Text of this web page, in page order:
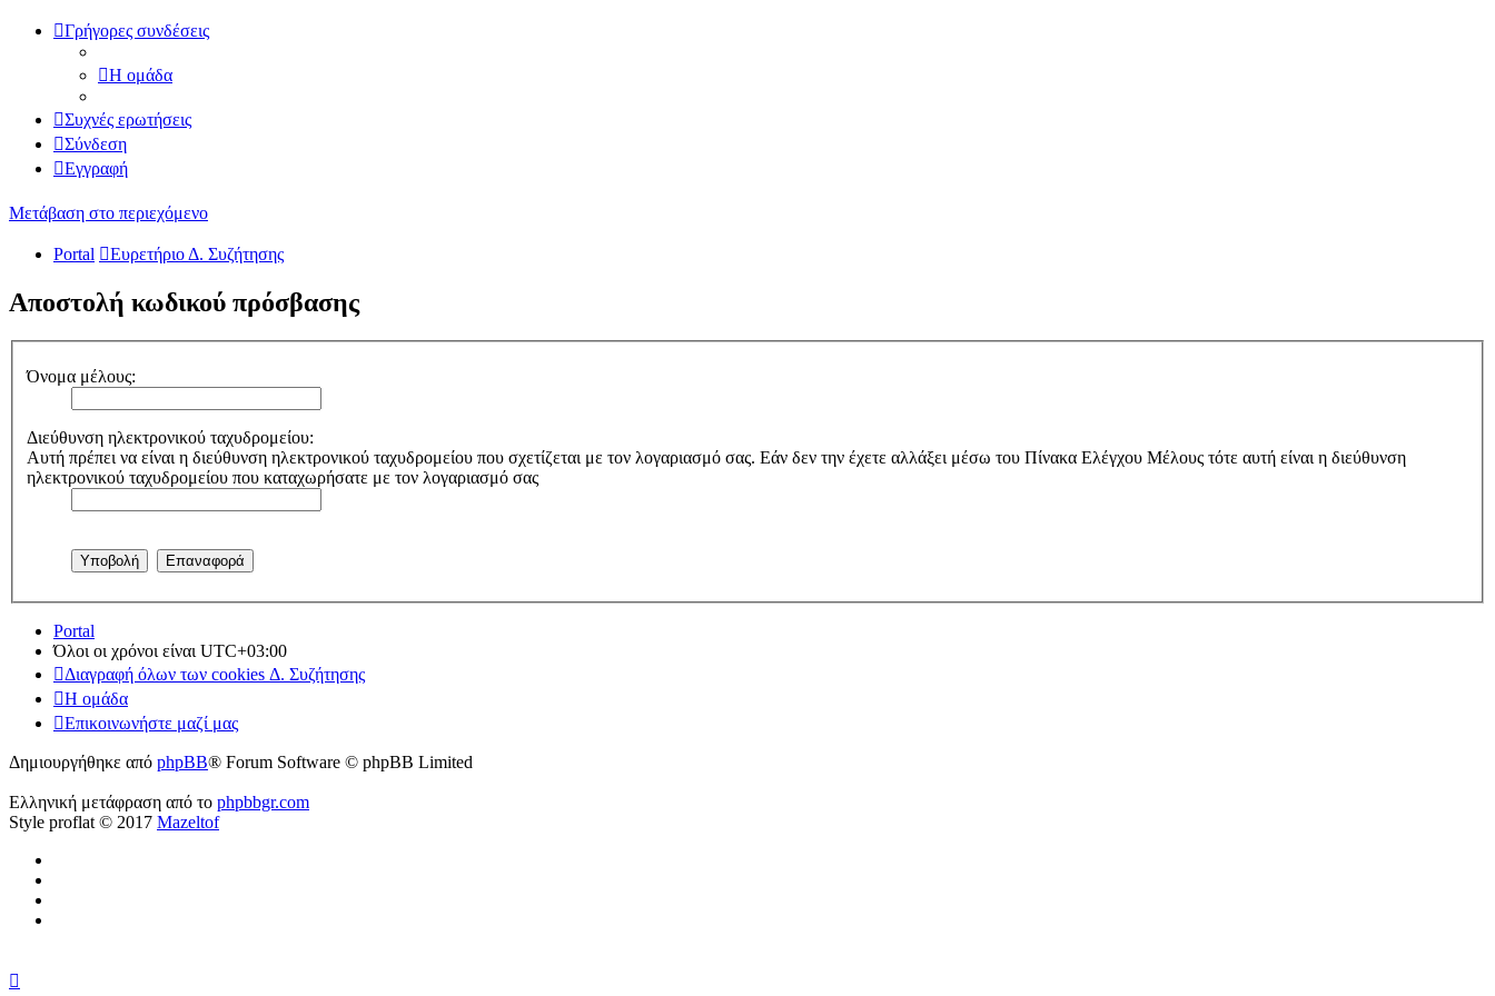
Γρήγορες συνδέσεις
Η ομάδα
Συχνές ερωτήσεις
Σύνδεση
Εγγραφή
Μετάβαση στο περιεχόμενο
Portal Ευρετήριο Δ. Συζήτησης
Αποστολή κωδικού πρόσβασης
Όνομα μέλους:
Διεύθυνση ηλεκτρονικού ταχυδρομείου:
Αυτή πρέπει να είναι η διεύθυνση ηλεκτρονικού ταχυδρομείου που σχετίζεται με τον λογαριασμό σας. Εάν δεν την έχετε αλλάξει μέσω του Πίνακα Ελέγχου Μέλους τότε αυτή είναι η διεύθυνση
ηλεκτρονικού ταχυδρομείου που καταχωρήσατε με τον λογαριασμό σας
Portal
Όλοι οι χρόνοι είναι UTC+03:00
Διαγραφή όλων των cookies Δ. Συζήτησης
Η ομάδα
Επικοινωνήστε μαζί μας
Δημιουργήθηκε από phpBB® Forum Software © phpBB Limited
Ελληνική μετάφραση από το phpbbgr.com
Style proflat © 2017 Mazeltof